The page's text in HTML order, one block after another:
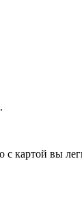
с картой вы